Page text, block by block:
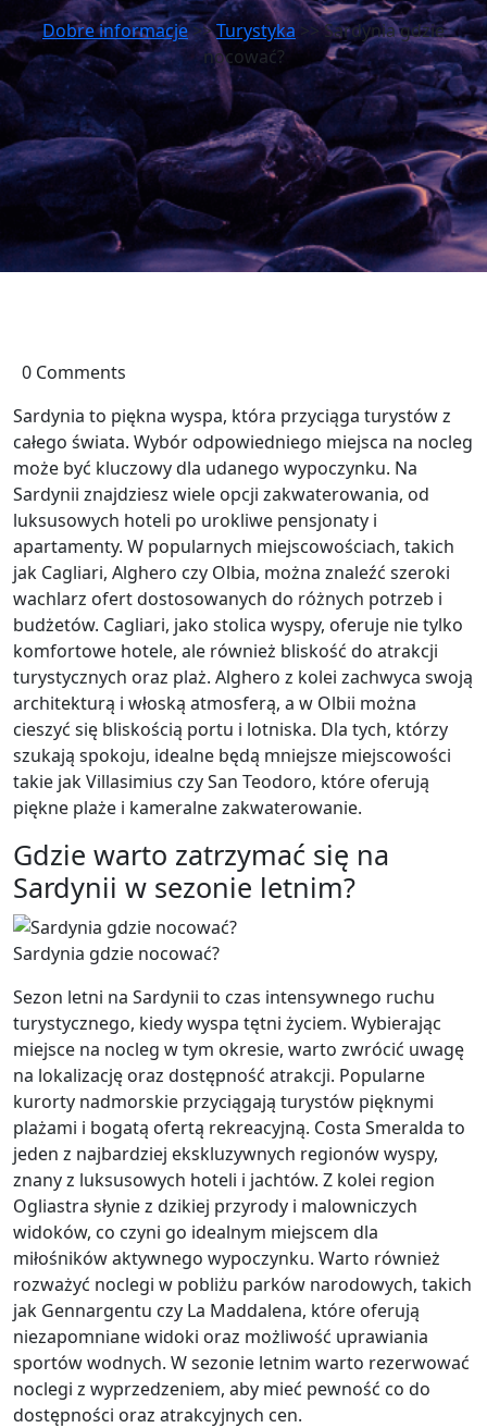
Dobre informacje>>Turystyka>> Sardynia gdzie
nocować?
0 Comments
Sardynia to piękna wyspa, która przyciąga turystów z
całego świata. Wybór odpowiedniego miejsca na nocleg
może być kluczowy dla udanego wypoczynku. Na
Sardynii znajdziesz wiele opcji zakwaterowania, od
luksusowych hoteli po urokliwe pensjonaty i
apartamenty. W popularnych miejscowościach, takich
jak Cagliari, Alghero czy Olbia, można znaleźć szeroki
wachlarz ofert dostosowanych do różnych potrzeb i
budżetów. Cagliari, jako stolica wyspy, oferuje nie tylko
komfortowe hotele, ale również bliskość do atrakcji
turystycznych oraz plaż. Alghero z kolei zachwyca swoją
architekturą i włoską atmosferą, a w Olbii można
cieszyć się bliskością portu i lotniska. Dla tych, którzy
szukają spokoju, idealne będą mniejsze miejscowości
takie jak Villasimius czy San Teodoro, które oferują
piękne plaże i kameralne zakwaterowanie.
Gdzie warto zatrzymać się na
Sardynii w sezonie letnim?
Sardynia gdzie nocować?
Sezon letni na Sardynii to czas intensywnego ruchu
turystycznego, kiedy wyspa tętni życiem. Wybierając
miejsce na nocleg w tym okresie, warto zwrócić uwagę
na lokalizację oraz dostępność atrakcji. Popularne
kurorty nadmorskie przyciągają turystów pięknymi
plażami i bogatą ofertą rekreacyjną. Costa Smeralda to
jeden z najbardziej ekskluzywnych regionów wyspy,
znany z luksusowych hoteli i jachtów. Z kolei region
Ogliastra słynie z dzikiej przyrody i malowniczych
widoków, co czyni go idealnym miejscem dla
miłośników aktywnego wypoczynku. Warto również
rozważyć noclegi w pobliżu parków narodowych, takich
jak Gennargentu czy La Maddalena, które oferują
niezapomniane widoki oraz możliwość uprawiania
sportów wodnych. W sezonie letnim warto rezerwować
noclegi z wyprzedzeniem, aby mieć pewność co do
dostępności oraz atrakcyjnych cen.